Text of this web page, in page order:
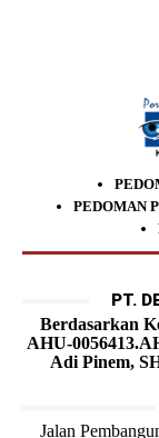
PEDOMAN
PT.
Berdasarkan
AHU-
Adi Pinem,
Jalan